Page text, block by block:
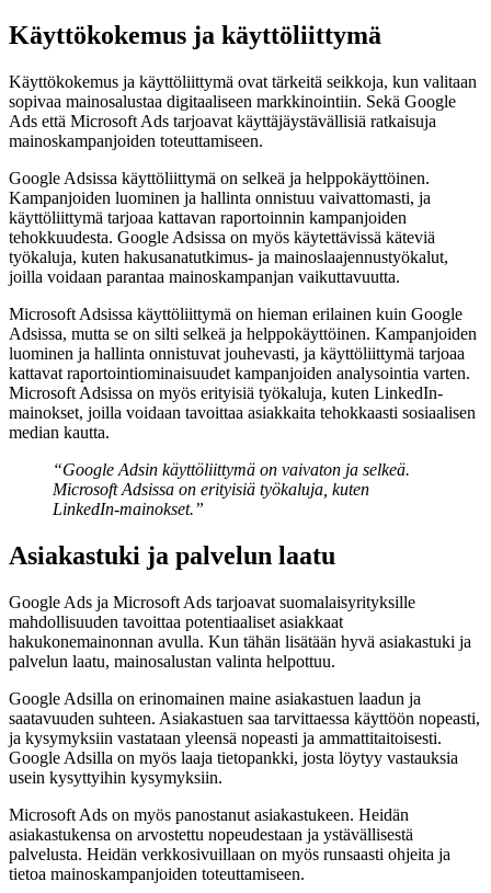
Käyttökokemus ja käyttöliittymä
Käyttökokemus ja käyttöliittymä ovat tärkeitä seikkoja, kun valitaan
sopivaa mainosalustaa digitaaliseen markkinointiin. Sekä Google
Ads että Microsoft Ads tarjoavat käyttäjäystävällisiä ratkaisuja
mainoskampanjoiden toteuttamiseen.
Google Adsissa käyttöliittymä on selkeä ja helppokäyttöinen.
Kampanjoiden luominen ja hallinta onnistuu vaivattomasti, ja
käyttöliittymä tarjoaa kattavan raportoinnin kampanjoiden
tehokkuudesta. Google Adsissa on myös käytettävissä käteviä
työkaluja, kuten hakusanatutkimus- ja mainoslaajennustyökalut,
joilla voidaan parantaa mainoskampanjan vaikuttavuutta.
Microsoft Adsissa käyttöliittymä on hieman erilainen kuin Google
Adsissa, mutta se on silti selkeä ja helppokäyttöinen. Kampanjoiden
luominen ja hallinta onnistuvat jouhevasti, ja käyttöliittymä tarjoaa
kattavat raportointiominaisuudet kampanjoiden analysointia varten.
Microsoft Adsissa on myös erityisiä työkaluja, kuten LinkedIn-
mainokset, joilla voidaan tavoittaa asiakkaita tehokkaasti sosiaalisen
median kautta.
“Google Adsin käyttöliittymä on vaivaton ja selkeä.
Microsoft Adsissa on erityisiä työkaluja, kuten
LinkedIn-mainokset.”
Asiakastuki ja palvelun laatu
Google Ads ja Microsoft Ads tarjoavat suomalaisyrityksille
mahdollisuuden tavoittaa potentiaaliset asiakkaat
hakukonemainonnan avulla. Kun tähän lisätään hyvä asiakastuki ja
palvelun laatu, mainosalustan valinta helpottuu.
Google Adsilla on erinomainen maine asiakastuen laadun ja
saatavuuden suhteen. Asiakastuen saa tarvittaessa käyttöön nopeasti,
ja kysymyksiin vastataan yleensä nopeasti ja ammattitaitoisesti.
Google Adsilla on myös laaja tietopankki, josta löytyy vastauksia
usein kysyttyihin kysymyksiin.
Microsoft Ads on myös panostanut asiakastukeen. Heidän
asiakastukensa on arvostettu nopeudestaan ja ystävällisestä
palvelusta. Heidän verkkosivuillaan on myös runsaasti ohjeita ja
tietoa mainoskampanjoiden toteuttamiseen.